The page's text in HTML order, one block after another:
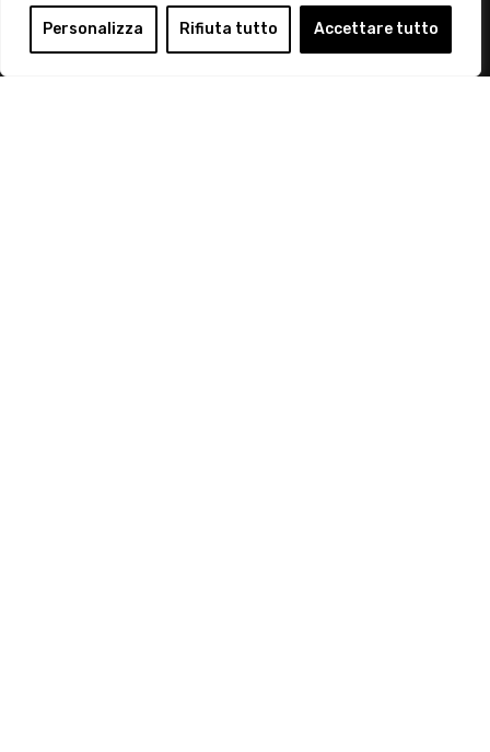
Personalizza Rifiuta tutto Accettare tutto
Login
Diventa Socio